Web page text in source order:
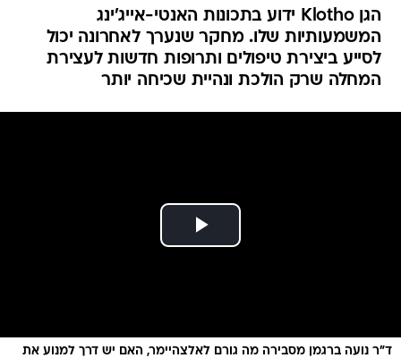
הגן Klotho ידוע בתכונות האנטי-אייג'ינג
המשמעותיות שלו. מחקר שנערך לאחרונה יכול
לסייע ביצירת טיפולים ותרופות חדשות לעצירת
המחלה שרק הולכת ונהיית שכיחה יותר
ד"ר נועה ברגמן מסבירה מה גורם לאלצהיימר, האם יש דרך למנוע את